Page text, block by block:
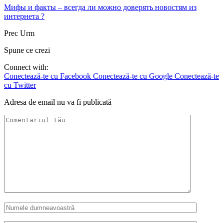
Мифы и факты – всегда ли можно доверять новостям из
интернета ?
Prec Urm
Spune ce crezi
Connect with:
Conectează-te cu Facebook Conectează-te cu Google Conectează-te
cu Twitter
Adresa de email nu va fi publicată